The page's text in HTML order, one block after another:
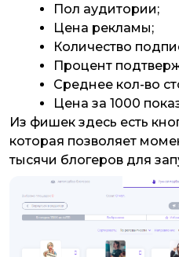
Пол аудитории;
Цена рекламы;
Количество
Процент
Среднее кол-во
Цена за 1000
Из фишек здесь есть
которая позволяет
тысячи блогеров для